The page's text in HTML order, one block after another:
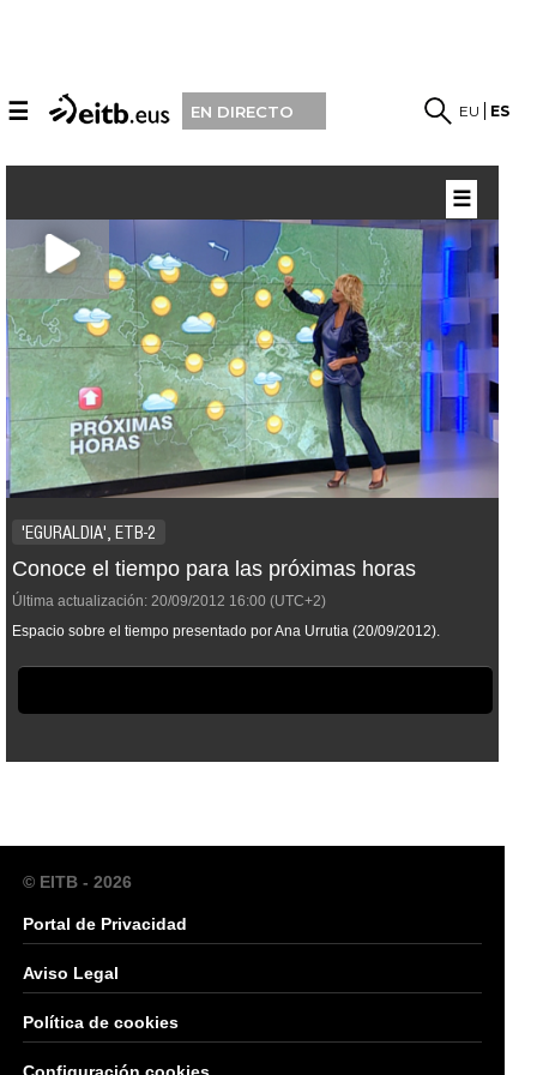
☰ EN DIRECTO EU ES
'EGURALDIA', ETB-2
Conoce el tiempo para las próximas horas
Última actualización: 20/09/2012 16:00 (UTC+2)
Espacio sobre el tiempo presentado por Ana Urrutia (20/09/2012).
☰
© EITB - 2026
Portal de Privacidad
Aviso Legal
Política de cookies
Configuración cookies